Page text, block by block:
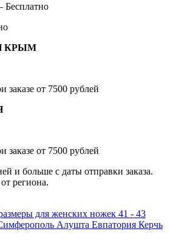
Бесплатно
КРЫМ
заказе от 7500 рублей
заказе от 7500 рублей
и больше с даты отправки заказа.
региона.